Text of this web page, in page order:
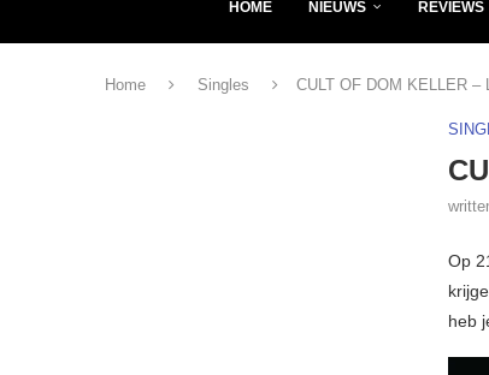
HOME NIEUWS REVIEWS
Home Singles CULT OF DOM KELLER –
Op
heb